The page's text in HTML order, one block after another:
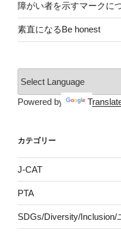
障がい者を示すマークに
素直になるBe honest
Powered by
カテゴリー
J-CAT
PTA
SDGs/Diversity/Inclusion/